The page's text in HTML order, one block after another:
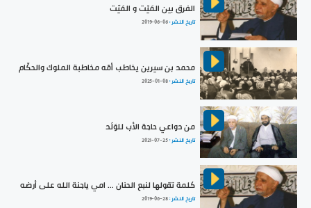
الفرق بين المَيْت و المَيّت
تاريخ النشر :2019-06-06
محمد بن سيرين يخاطب أمّه مخاطبة الملوك والحكّام
تاريخ النشر :2025-01-08
من دواعي حاجة الأب للوَلَد
تاريخ النشر :2021-07-25
كلمة تقولها لنبع الحنان ... امي ياجنة الله على أرضه
تاريخ النشر :2019-06-28